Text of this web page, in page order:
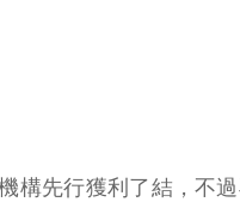
構先行獲利了結，不